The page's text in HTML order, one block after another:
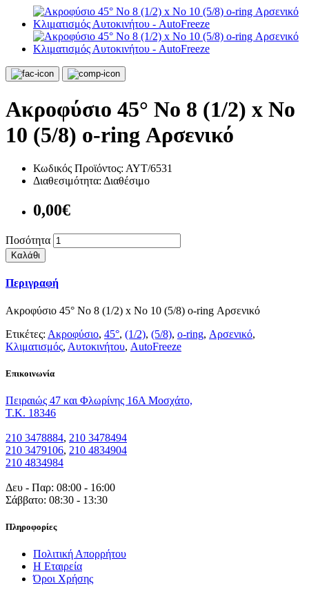
Ακροφύσιο 45° Νο 8 (1/2) x Νο
10 (5/8) o-ring Αρσενικό
Κωδικός Προϊόντος: ΑΥΤ/6531
Διαθεσιμότητα: Διαθέσιμο
0,00€
Ποσότητα
Καλάθι
Περιγραφή
Ακροφύσιο 45° Νο 8 (1/2) x Νο 10 (5/8) o-ring Αρσενικό
Ετικέτες: Ακροφύσιο, 45°, (1/2), (5/8), o-ring, Αρσενικό,
Κλιματισμός, Αυτοκινήτου, AutoFreeze
Eπικοινωνία
Πειραιώς 47 και Φλωρίνης 16Α Μοσχάτο,
T.K. 18346
210 3478884, 210 3478494
210 3479106, 210 4834904
210 4834984
Δευ - Παρ: 08:00 - 16:00
Σάββατο: 08:30 - 13:30
Πληροφορίες
Πολιτική Απορρήτου
Η Εταιρεία
Όροι Χρήσης